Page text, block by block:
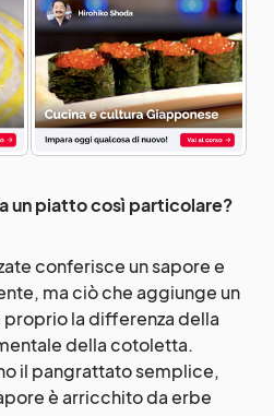
un piatto così particolare?
conferisce un sapore e
ma ciò che aggiunge un
la differenza della
della cotoletta.
il pangrattato semplice,
è arricchito da erbe